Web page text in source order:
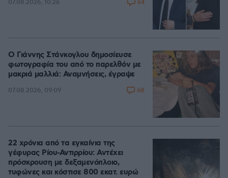
07.08.2026, 10:26 64
Ο Γιάννης Στάνκογλου δημοσίευσε
φωτογραφία του από το παρελθόν με
μακριά μαλλιά: Αναμνήσεις, έγραψε
07.08.2026, 09:09 68
22 χρόνια από τα εγκαίνια της
γέφυρας Ρίου-Αντιρρίου: Αντέχει
πρόσκρουση με δεξαμενόπλοιο,
τυφώνες και κόστισε 800 εκατ. ευρώ